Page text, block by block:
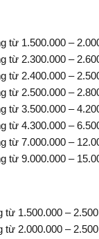
1.500.000 –
2.300.000 –
2.400.000 –
2.500.000 –
3.500.000 –
4.300.000 –
7.000.000 –
9.000.000 –
1.500.000 –
2.000.000 –